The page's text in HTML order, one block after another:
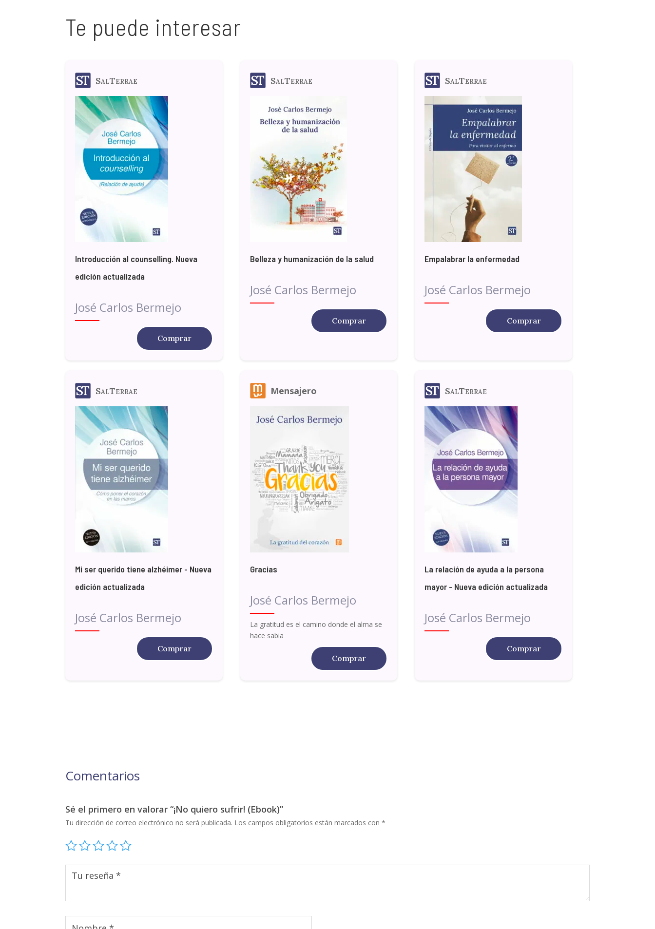
Te puede interesar
SalTerrae
Introducción al counselling. Nueva
edición actualizada
José Carlos Bermejo
Comprar
SalTerrae
Belleza y humanización de la salud
José Carlos Bermejo
Comprar
SalTerrae
Empalabrar la enfermedad
José Carlos Bermejo
Comprar
SalTerrae
Mi ser querido tiene alzhéimer - Nueva
edición actualizada
José Carlos Bermejo
Comprar
Mensajero
Gracias
José Carlos Bermejo
La gratitud es el camino donde el alma se
hace sabia
Comprar
SalTerrae
La relación de ayuda a la persona
mayor - Nueva edición actualizada
José Carlos Bermejo
Comprar
Comentarios
Sé el primero en valorar “¡No quiero sufrir! (Ebook)”
Tu dirección de correo electrónico no será publicada. Los campos obligatorios están marcados con*